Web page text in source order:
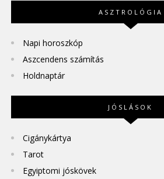
ASZTROLÓGIA
Napi horoszkóp
Aszcendens számítás
Holdnaptár
JÓSLÁSOK
Cigánykártya
Tarot
Egyiptomi jóskövek